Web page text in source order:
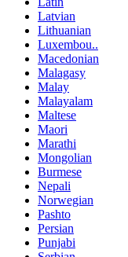
Latvian
Lithuanian
Luxembou..
Macedonian
Malagasy
Malay
Malayalam
Maltese
Maori
Marathi
Mongolian
Burmese
Nepali
Norwegian
Pashto
Persian
Punjabi